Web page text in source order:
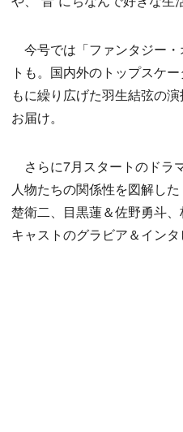
今号では「ファンタジー
トも。国内外のトップスケ
もに繰り広げた羽生結弦の
お届け。
さらに7月スタートのドラ
人物たちの関係性を図解し
楚衛二、目黒蓮＆佐野勇斗
キャストのグラビア＆インタ